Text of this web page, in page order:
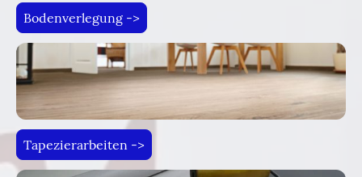
Bodenverlegung ->
Tapezierarbeiten ->